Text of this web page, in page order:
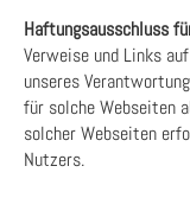
Haftungsausschluss
Verweise und Links
unseres
für solche Webseiten
solcher Webseiten
Nutzers.